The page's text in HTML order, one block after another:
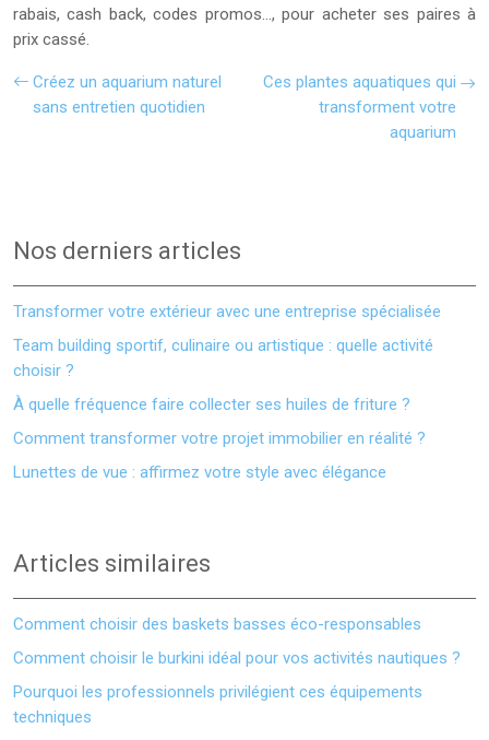
rabais, cash back, codes promos…, pour acheter ses paires à
prix cassé.
Créez un aquarium naturel
sans entretien quotidien
Ces plantes aquatiques qui
transforment votre
aquarium
Nos derniers articles
Transformer votre extérieur avec une entreprise spécialisée
Team building sportif, culinaire ou artistique : quelle activité
choisir ?
À quelle fréquence faire collecter ses huiles de friture ?
Comment transformer votre projet immobilier en réalité ?
Lunettes de vue : affirmez votre style avec élégance
Articles similaires
Comment choisir des baskets basses éco-responsables
Comment choisir le burkini idéal pour vos activités nautiques ?
Pourquoi les professionnels privilégient ces équipements
techniques